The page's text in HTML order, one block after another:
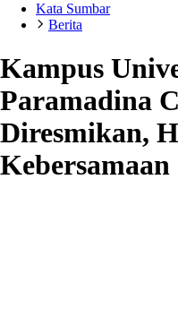
Kata Sumbar
Berita
Kampus
Paramadina
Diresmikan,
Kebersamaan